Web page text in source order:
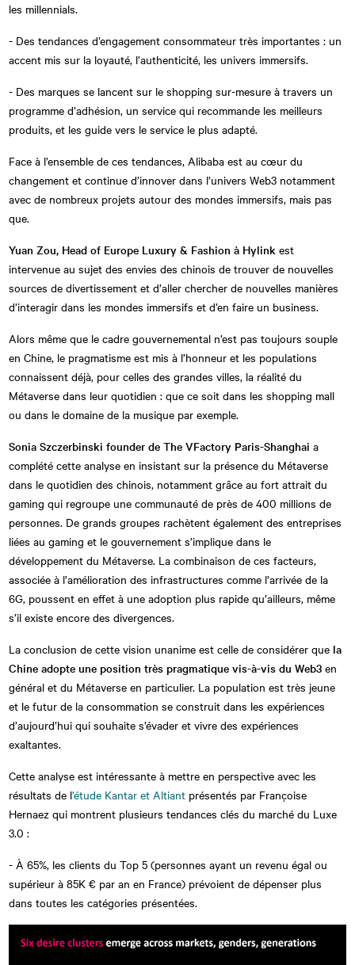
les millennials.
- Des tendances d’engagement consommateur très importantes : un
accent mis sur la loyauté, l’authenticité, les univers immersifs.
- Des marques se lancent sur le shopping sur-mesure à travers un
programme d’adhésion, un service qui recommande les meilleurs
produits, et les guide vers le service le plus adapté.
Face à l’ensemble de ces tendances, Alibaba est au cœur du
changement et continue d’innover dans l’univers Web3 notamment
avec de nombreux projets autour des mondes immersifs, mais pas
que.
Yuan Zou, Head of Europe Luxury & Fashion à Hylink est
intervenue au sujet des envies des chinois de trouver de nouvelles
sources de divertissement et d’aller chercher de nouvelles manières
d’interagir dans les mondes immersifs et d’en faire un business.
Alors même que le cadre gouvernemental n’est pas toujours souple
en Chine, le pragmatisme est mis à l’honneur et les populations
connaissent déjà, pour celles des grandes villes, la réalité du
Métaverse dans leur quotidien : que ce soit dans les shopping mall
ou dans le domaine de la musique par exemple.
Sonia Szczerbinski founder de The VFactory Paris-Shanghai a
complété cette analyse en insistant sur la présence du Métaverse
dans le quotidien des chinois, notamment grâce au fort attrait du
gaming qui regroupe une communauté de près de 400 millions de
personnes. De grands groupes rachètent également des entreprises
liées au gaming et le gouvernement s’implique dans le
développement du Métaverse. La combinaison de ces facteurs,
associée à l’amélioration des infrastructures comme l’arrivée de la
6G, poussent en effet à une adoption plus rapide qu’ailleurs, même
s’il existe encore des divergences.
La conclusion de cette vision unanime est celle de considérer que la
Chine adopte une position très pragmatique vis-à-vis du Web3 en
général et du Métaverse en particulier. La population est très jeune
et le futur de la consommation se construit dans les expériences
d’aujourd’hui qui souhaite s’évader et vivre des expériences
exaltantes.
Cette analyse est intéressante à mettre en perspective avec les
résultats de l’étude Kantar et Altiant présentés par Françoise
Hernaez qui montrent plusieurs tendances clés du marché du Luxe
3.0 :
- À 65%, les clients du Top 5 (personnes ayant un revenu égal ou
supérieur à 85K € par an en France) prévoient de dépenser plus
dans toutes les catégories présentées.